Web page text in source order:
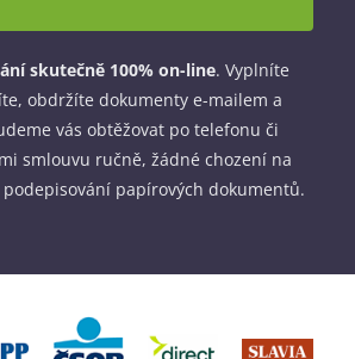
skutečně 100% on-line. Vyplníte
obdržíte dokumenty e-mailem a
vás obtěžovat po telefonu či
smlouvu ručně, žádné chození na
papírových dokumentů.